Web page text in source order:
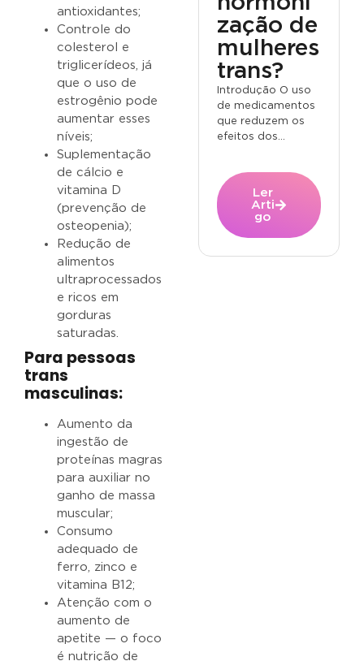
antioxidantes;
Controle do
colesterol e
triglicerídeos, já
que o uso de
estrogênio pode
aumentar esses
níveis;
Suplementação
de cálcio e
vitamina D
(prevenção de
osteopenia);
Redução de
alimentos
ultraprocessados
e ricos em
gorduras
saturadas.
Para pessoas
trans
masculinas:
Aumento da
ingestão de
proteínas magras
para auxiliar no
ganho de massa
muscular;
Consumo
adequado de
ferro, zinco e
vitamina B12;
Atenção com o
aumento de
apetite — o foco
é nutrição de
zação de
mulheres
trans?
Introdução O uso
de medicamentos
que reduzem os
efeitos dos...
Ler
Arti
go